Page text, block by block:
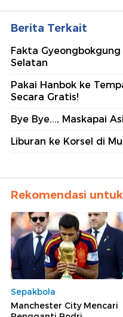
Berita Terkait
Fakta
Selatan
Pakai Hanbok ke
Secara Gratis!
Bye Bye..., Maskapai
Liburan ke Korsel di
Rekomendasi
Sepakbola
Manchester City Mencari